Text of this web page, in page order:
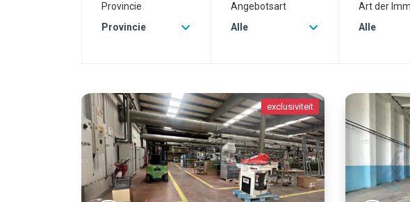
Provincie
Provincie
Angebotsart
Alle
Art der
Alle
exclusiviteit